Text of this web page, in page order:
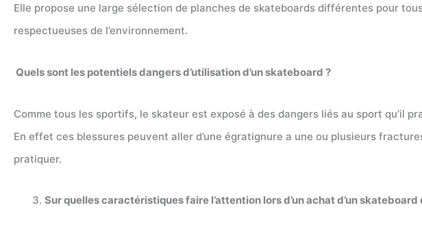
Elle propose une large sélection de planches de skateboards différentes pour
respectueuses de l’environnement.
Quels sont les potentiels dangers d’utilisation d’un skateboard ?
Comme tous les sportifs, le skateur est exposé à des dangers liés au sport qu’il
En effet ces blessures peuvent aller d’une égratignure a une ou plusieurs
pratiquer.
Sur quelles caractéristiques faire l’attention lors d’un achat d’un skateboard